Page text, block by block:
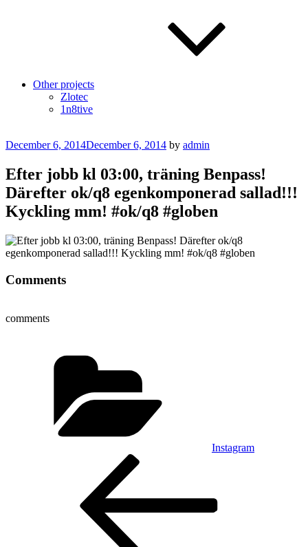
Other projects
Zlotec
1n8tive
Posted
December 6, 2014December 6, 2014 by admin
Efter jobb kl 03:00, träning Benpass!
Därefter ok/q8 egenkomponerad sallad!!!
Kyckling mm! #ok/q8 #globen
Comments
comments
Instagram